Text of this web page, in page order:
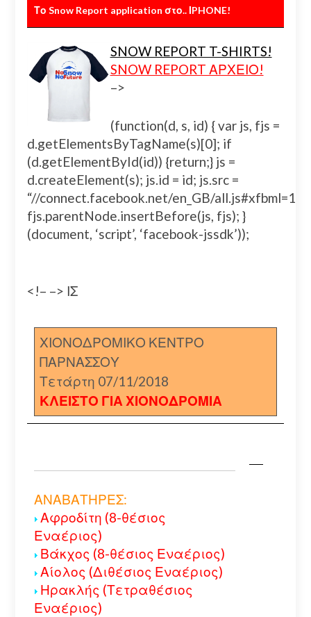
Το Snow Report application στο.. ΙPHONE!
SNOW REPORT T-SHIRTS!
SNOW REPORT ΑΡΧΕΙΟ!
–>
(function(d, s, id) { var js, fjs =
d.getElementsByTagName(s)[0]; if
(d.getElementById(id)) {return;} js =
d.createElement(s); js.id = id; js.src =
“//connect.facebook.net/en_GB/
fjs.parentNode.insertBefore(js, fjs); }
(document, ‘script’, ‘facebook-jssdk’));
<!– –> ΙΣ
ΧΙΟΝΟΔΡΟΜΙΚΟ ΚΕΝΤΡΟ
ΠΑΡΝΑΣΣΟΥ
Τετάρτη 07/11/2018
ΚΛΕΙΣΤΟ ΓΙΑ ΧΙΟΝΟΔΡΟΜΙΑ
ΑΝΑΒΑΤΗΡΕΣ:
Αφροδίτη (8-θέσιος
Εναέριος)
Βάκχος (8-θέσιος Εναέριος)
Αίολος (Διθέσιος Εναέριος)
Ηρακλής (Τετραθέσιος
Εναέριος)